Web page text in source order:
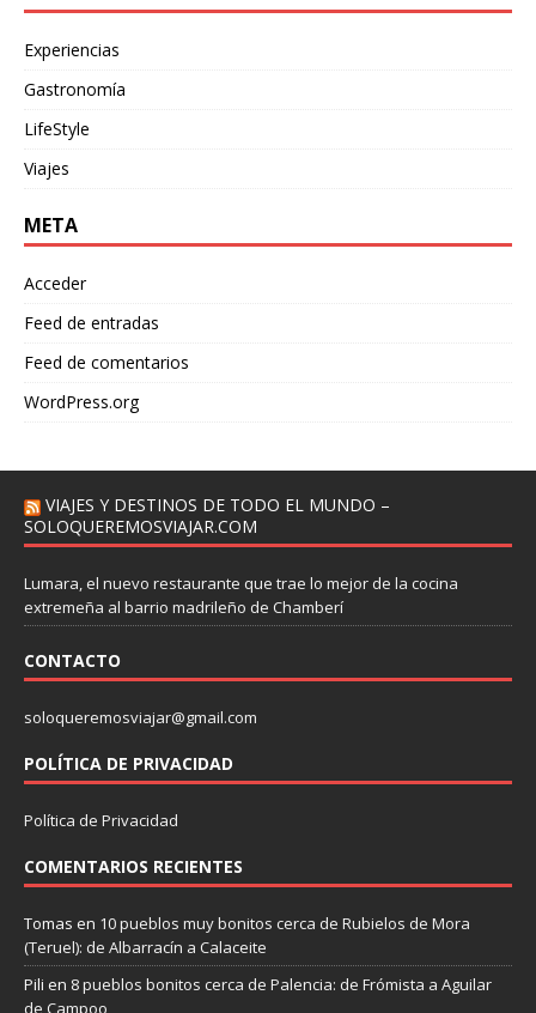
Experiencias
Gastronomía
LifeStyle
Viajes
META
Acceder
Feed de entradas
Feed de comentarios
WordPress.org
VIAJES Y DESTINOS DE TODO EL MUNDO –
SOLOQUEREMOSVIAJAR.COM
Lumara, el nuevo restaurante que trae lo mejor de la cocina
extremeña al barrio madrileño de Chamberí
CONTACTO
soloqueremosviajar@gmail.com
POLÍTICA DE PRIVACIDAD
Política de Privacidad
COMENTARIOS RECIENTES
Tomas en 10 pueblos muy bonitos cerca de Rubielos de Mora
(Teruel): de Albarracín a Calaceite
Pili en 8 pueblos bonitos cerca de Palencia: de Frómista a Aguilar